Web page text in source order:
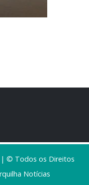
| © Todos os Direitos
Notícias